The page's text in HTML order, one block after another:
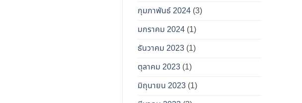
กุมภาพันธ์ 2024 (3)
มกราคม 2024 (1)
ธันวาคม 2023 (1)
ตุลาคม 2023 (1)
มิถุนายน 2023 (1)